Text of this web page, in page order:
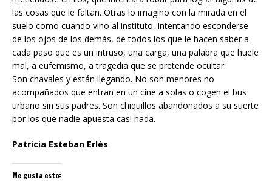
las cosas que le faltan. Otras lo imagino con la mirada en el
suelo como cuando vino al instituto, intentando esconderse
de los ojos de los demás, de todos los que le hacen saber a
cada paso que es un intruso, una carga, una palabra que huele
mal, a eufemismo, a tragedia que se pretende ocultar.
Son chavales y están llegando. No son menores no
acompañados que entran en un cine a solas o cogen el bus
urbano sin sus padres. Son chiquillos abandonados a su suerte
por los que nadie apuesta casi nada.
Patricia Esteban Erlés
Me gusta esto: